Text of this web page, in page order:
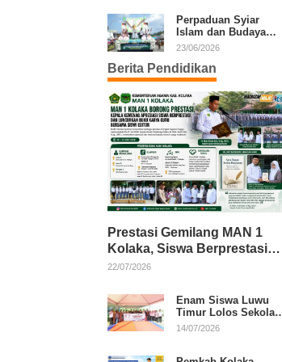
Perpaduan Syiar
Islam dan Budaya
Warnai Pawai Ta’aruf
23/06/2026
Berita Pendidikan
Prestasi Gemilang MAN 1
Kolaka, Siswa Berprestasi
dan Guru Berkarya Raih
22/07/2026
Enam Siswa Luwu
Timur Lolos Sekolah
Rakyat, Bupati: Jaga
14/07/2026